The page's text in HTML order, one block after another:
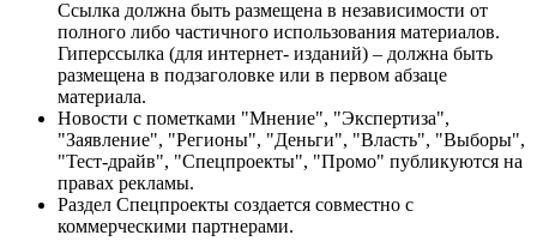
Ссылка должна быть размещена в независимости от
полного либо частичного использования материалов.
Гиперссылка (для интернет- изданий) – должна быть
размещена в подзаголовке или в первом абзаце
материала.
Новости с пометками "Мнение", "Экспертиза",
"Заявление", "Регионы", "Деньги", "Власть", "Выборы",
"Тест-драйв", "Спецпроекты", "Промо" публикуются на
правах рекламы.
Раздел Спецпроекты создается совместно с
коммерческими партнерами.